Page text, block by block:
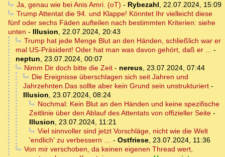
Ja, genau wie bei Anis Amri. (oT) - Rybezahl, 22.07.2024, 15:09
Trump Attentat die 94. und Klappe! Könntet Ihr vielleicht diese
fünf oder sechs Fäden aufteilen nach bestimmten Kriterien: siehe
unten - Illusion, 22.07.2024, 20:43
Trump hat jede Menge Blut an den Händen, schließlich war er
mal US-Präsident! Oder hat man was davon gehört, daß er ... -
neptun, 23.07.2024, 00:07
Nimm Dir doch bitte die Zeit- nereus, 23.07.2024, 07:44
Die Ereignisse überschlagen sich seit Jahren und
Jahrzehnten.Das sollte aber kein Grund sein unstrukturiert -
Illusion, 23.07.2024, 08:24
Nochmal: Kein Blut an den Händen und keine spezifische
Zeitlinie über den Ablauf des Attentats von offizieller Seite -
Illusion, 23.07.2024, 11:21
Viel sinnvoller sind jetzt Vorschläge, nicht wie die Welt
'endlich' zu verbessern … - Ostfriese, 23.07.2024, 11:36
Von mir verschoben, da keinen eigenen Thread wert,